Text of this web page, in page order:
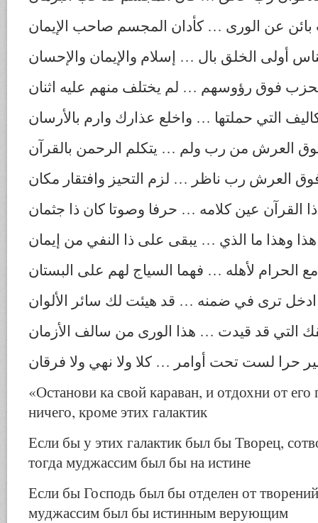
عن الورى … كأدان المجسم صاحب الإيمان
أولى الخلق بال … إسلام والإيمان والإحسان
فوق رؤوسهم … لم يختلف منهم عليه اثنان
‌التي ‌حملتها … واخلع عذارك وارم بالأرسان
العرش من رب ولم … يتكلم الرحمن بالقرآن
العرش رب ناظر … لزم التحيز وافتقار مكان
القرآن عين كلامه … حرفا وصوتا كان ذا جثمان
هذا وهذا ما الذي … يبقى على ذا النفي من إيمان
الحرام لأهله … فهما السياج لهم على البستان
ترى في ضمنه … قد هيئت لك سائر الألوان
التي قد قيدت … هذا الورى من سالف الأزمان
حرا لست تحت أوامر … كلا ولا نهي ولا فرقان
«Останови ка свой караван, и отдохни от его
ничего, кроме этих галактик
Если бы у этих галактик был бы Творец,
тогда муджассим был бы на истине
Если бы Господь был бы отделен от
муджассим был бы истинным верующим